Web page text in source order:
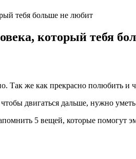
тебя больше не любит
который тебя
же как прекрасно полюбить и
двигаться дальше, нужно
5 вещей, которые помогут